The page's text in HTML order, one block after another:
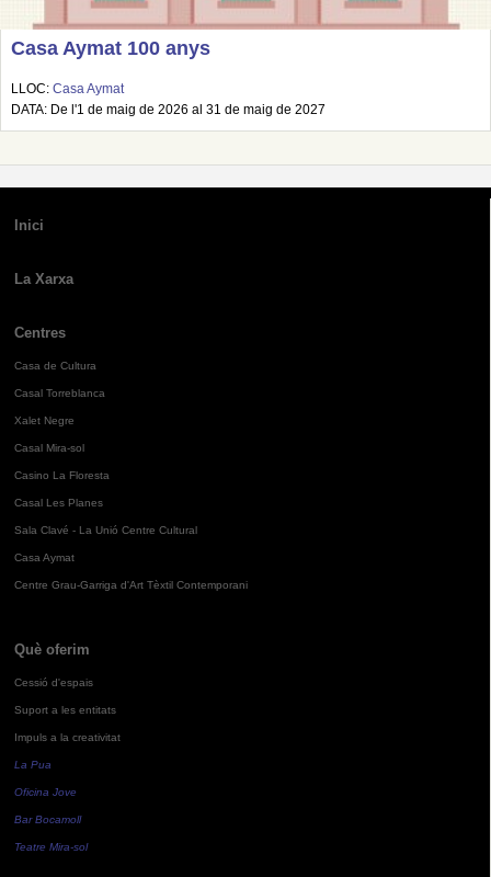
Casa Aymat 100 anys
LLOC: Casa Aymat
DATA: De l'1 de maig de 2026 al 31 de maig de 2027
Inici
La Xarxa
Centres
Casa de Cultura
Casal Torreblanca
Xalet Negre
Casal Mira-sol
Casino La Floresta
Casal Les Planes
Sala Clavé - La Unió Centre Cultural
Casa Aymat
Centre Grau-Garriga d'Art Tèxtil Contemporani
Què oferim
Cessió d'espais
Suport a les entitats
Impuls a la creativitat
La Pua
Oficina Jove
Bar Bocamoll
Teatre Mira-sol